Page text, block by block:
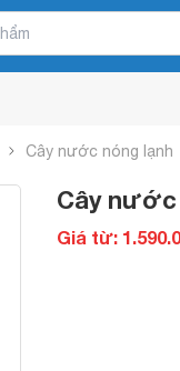
Cây nước nóng lạnh
Cây nước
Giá từ: